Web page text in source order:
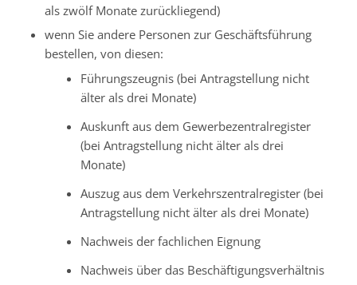
als zwölf Monate zurückliegend)
wenn Sie andere Personen zur Geschäftsführung
bestellen, von diesen:
Führungszeugnis (bei Antragstellung nicht
älter als drei Monate)
Auskunft aus dem Gewerbezentralregister
(bei Antragstellung nicht älter als drei
Monate)
Auszug aus dem Verkehrszentralregister (bei
Antragstellung nicht älter als drei Monate)
Nachweis der fachlichen Eignung
Nachweis über das Beschäftigungsverhältnis